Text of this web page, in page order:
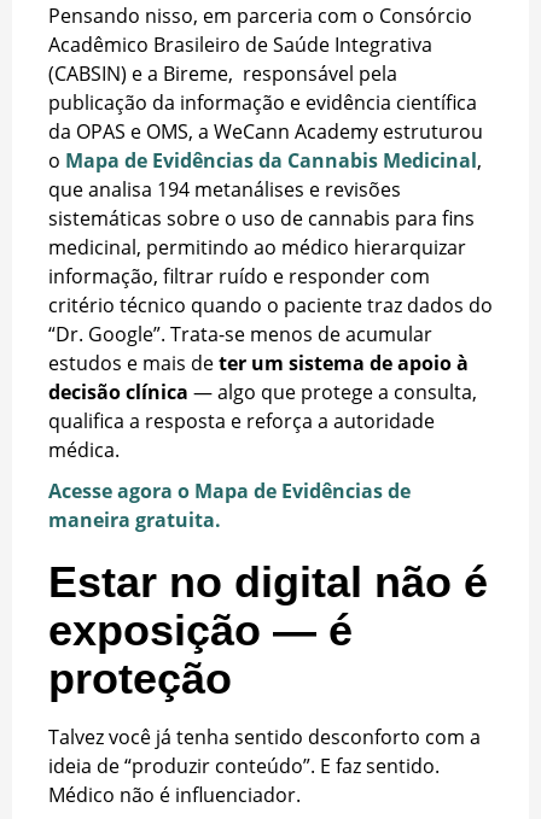
Pensando nisso, em parceria com o Consórcio
Acadêmico Brasileiro de Saúde Integrativa
(CABSIN) e a Bireme, responsável pela
publicação da informação e evidência científica
da OPAS e OMS, a WeCann Academy estruturou
o Mapa de Evidências da Cannabis Medicinal,
que analisa 194 metanálises e revisões
sistemáticas sobre o uso de cannabis para fins
medicinal, permitindo ao médico hierarquizar
informação, filtrar ruído e responder com
critério técnico quando o paciente traz dados do
“Dr. Google”. Trata-se menos de acumular
estudos e mais deter um sistema de apoio à
decisão clínica — algo que protege a consulta,
qualifica a resposta e reforça a autoridade
médica.
Acesse agora o Mapa de Evidências de
maneira gratuita.
Estar no digital não é
exposição — é
proteção
Talvez você já tenha sentido desconforto com a
ideia de “produzir conteúdo”. E faz sentido.
Médico não é influenciador.